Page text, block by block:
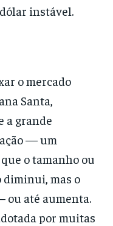
instável.
o mercado
Santa,
a grande
— um
o tamanho ou
mas o
ou até aumenta.
por muitas